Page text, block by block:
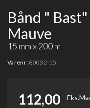
Bånd "
Mauve
15 mm x 200 m
Varenr: 80032-15
112,00